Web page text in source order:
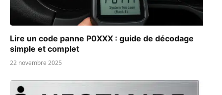
Lire un code panne P0XXX : guide de décodage
simple et complet
22 novembre 2025